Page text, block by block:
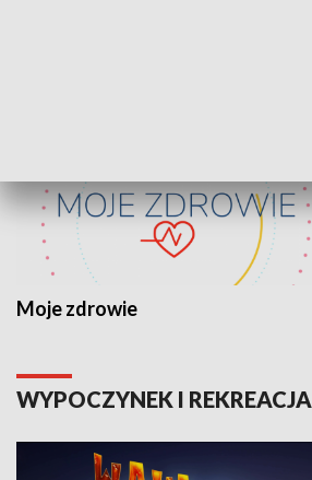
Moje zdrowie
WYPOCZYNEK I REKREACJA